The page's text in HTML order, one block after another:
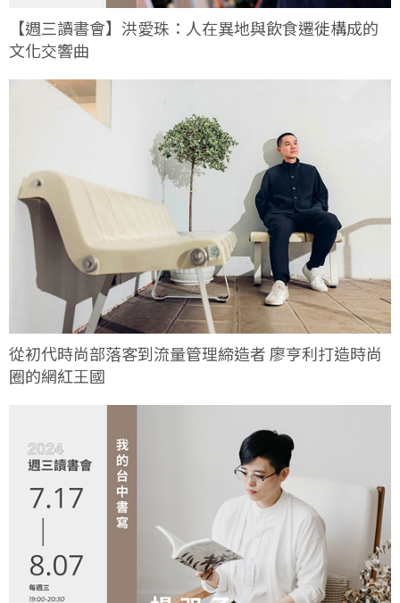
【週三讀書會】洪愛珠：人在異地與飲食遷徙構成的
文化交響曲
從初代時尚部落客到流量管理締造者 廖亨利打造時尚
圈的網紅王國